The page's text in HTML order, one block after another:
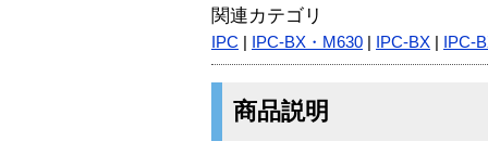
関連カテゴリ
IPC IPC-BX・M630 IPC-BX IPC-
商品説明